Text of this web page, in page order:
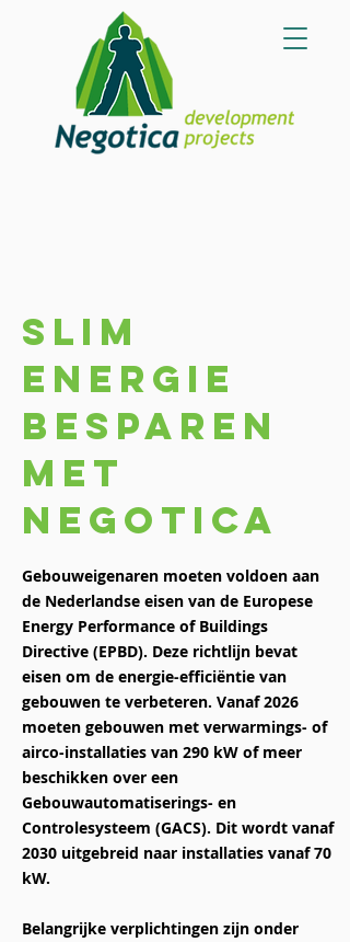
Slim
energie
besparen
met
Negotica
Gebouweigenaren moeten voldoen aan
de Nederlandse eisen van de Europese
Energy Performance of Buildings
Directive (EPBD). Deze richtlijn bevat
eisen om de energie-efficiëntie van
gebouwen te verbeteren. Vanaf 2026
moeten gebouwen met verwarmings- of
airco-installaties van 290 kW of meer
beschikken over een
Gebouwautomatiserings- en
Controlesysteem (GACS). Dit wordt vanaf
2030 uitgebreid naar installaties vanaf 70
kW.
Belangrijke verplichtingen zijn onder